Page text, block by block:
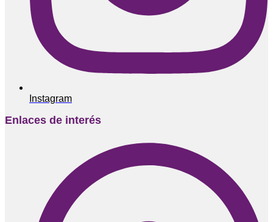
Instagram
Enlaces de interés